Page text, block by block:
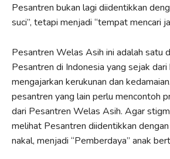
Pesantren bukan lagi diidentikkan
suci”, tetapi menjadi “tempat mencari
Pesantren Welas Asih ini adalah satu
Pesantren di Indonesia yang sejak dari
mengajarkan kerukunan dan
pesantren yang lain perlu mencontoh
dari Pesantren Welas Asih. Agar
melihat Pesantren diidentikkan dengan
nakal, menjadi “Pemberdaya” anak